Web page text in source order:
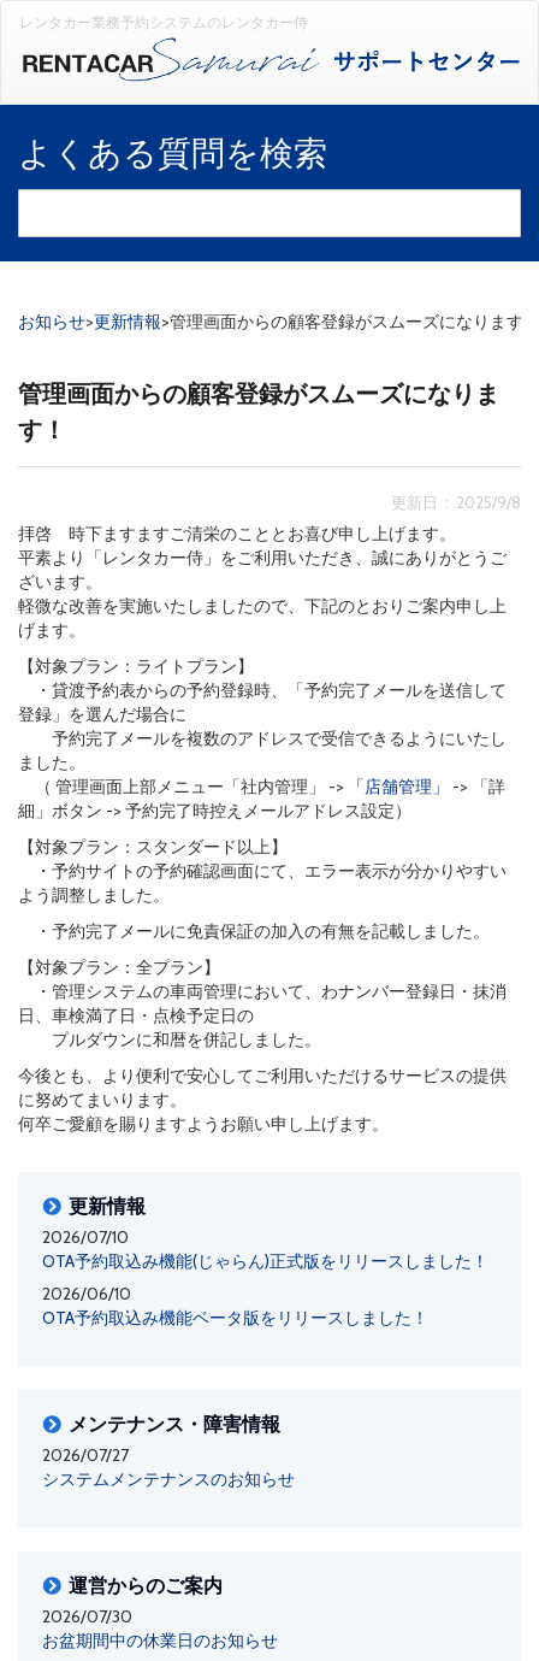
レンタカー業務予約システムのレンタカー侍
よくある質問を検索
お知らせ>更新情報>管理画面からの顧客登録がスムーズになります！
管理画面からの顧客登録がスムーズになりま
す！
更新日 : 2025/9/8
拝啓 時下ますますご清栄のこととお喜び申し上げます。
平素より「レンタカー侍」をご利用いただき、誠にありがとうご
ざいます。
軽微な改善を実施いたしましたので、下記のとおりご案内申し上
げます。
【対象プラン：ライトプラン】
・貸渡予約表からの予約登録時、「予約完了メールを送信して
登録」を選んだ場合に
予約完了メールを複数のアドレスで受信できるようにいたし
ました。
（ 管理画面上部メニュー「社内管理」 ->
「店舗管理」
-> 「詳
細」ボタン -> 予約完了時控えメールアドレス設定）
【対象プラン：スタンダード以上】
・予約サイトの予約確認画面にて、エラー表示が分かりやすい
よう調整しました。
・予約完了メールに免責保証の加入の有無を記載しました。
【対象プラン：全プラン】
・管理システムの車両管理において、わナンバー登録日・抹消
日、車検満了日・点検予定日の
プルダウンに和暦を併記しました。
今後とも、より便利で安心してご利用いただけるサービスの提供
に努めてまいります。
何卒ご愛顧を賜りますようお願い申し上げます。
更新情報
2026/07/10
OTA予約取込み機能(じゃらん)正式版をリリースしました！
2026/06/10
OTA予約取込み機能ベータ版をリリースしました！
メンテナンス・障害情報
2026/07/27
システムメンテナンスのお知らせ
運営からのご案内
2026/07/30
お盆期間中の休業日のお知らせ